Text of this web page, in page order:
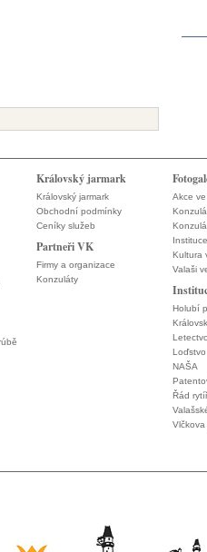
Královský jarmark
Královský jarmark
Obchodní podmínky
Ceníky služeb
Partneři VK
Firmy a organizace
Konzuláty
Akce
Instituce
Kultura
Valaši
Holubí
Letectvo
Loďstvo
NAŠA
Řád